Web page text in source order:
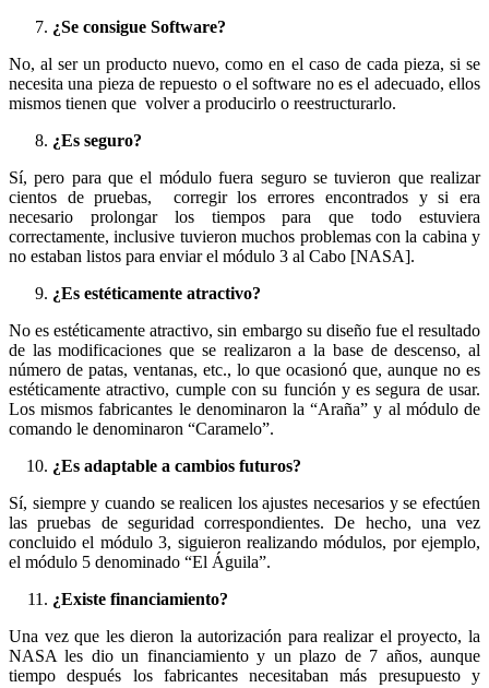
¿Se consigue Software?
No, al ser un producto nuevo, como en el caso de cada pieza, si se
necesita una pieza de repuesto o el software no es el adecuado, ellos
mismos tienen que volver a producirlo o reestructurarlo.
¿Es seguro?
Sí, pero para que el módulo fuera seguro se tuvieron que realizar
cientos de pruebas, corregir los errores encontrados y si era
necesario prolongar los tiempos para que todo estuviera
correctamente, inclusive tuvieron muchos problemas con la cabina y
no estaban listos para enviar el módulo 3 al Cabo [NASA].
¿Es estéticamente atractivo?
No es estéticamente atractivo, sin embargo su diseño fue el resultado
de las modificaciones que se realizaron a la base de descenso, al
número de patas, ventanas, etc., lo que ocasionó que, aunque no es
estéticamente atractivo, cumple con su función y es segura de usar.
Los mismos fabricantes le denominaron la “Araña” y al módulo de
comando le denominaron “Caramelo”.
¿Es adaptable a cambios futuros?
Sí, siempre y cuando se realicen los ajustes necesarios y se efectúen
las pruebas de seguridad correspondientes. De hecho, una vez
concluido el módulo 3, siguieron realizando módulos, por ejemplo,
el módulo 5 denominado “El Águila”.
¿Existe financiamiento?
Una vez que les dieron la autorización para realizar el proyecto, la
NASA les dio un financiamiento y un plazo de 7 años, aunque
tiempo después los fabricantes necesitaban más presupuesto y